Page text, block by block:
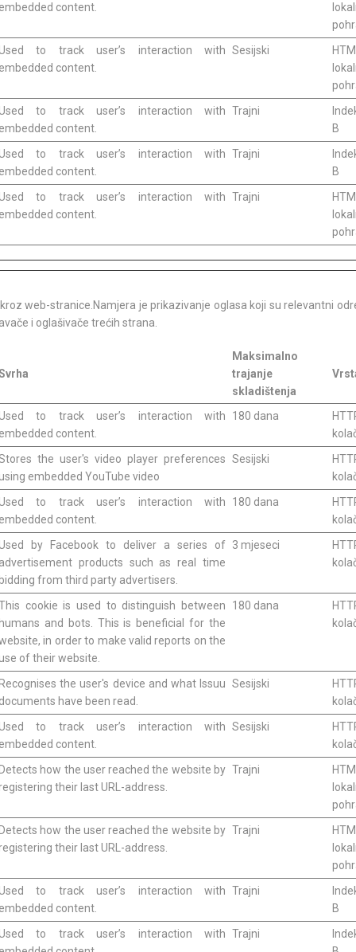
content.
to track user’s interaction with
content.
Sesijski
HTML
to track user’s interaction with
content.
Trajni
B
to track user’s interaction with
content.
Trajni
B
to track user’s interaction with
content.
Trajni
HTML
web-stranice.Namjera je prikazivanje oglasa koji su relevantni
i oglašivače trećih strana.
Maksimalno
trajanje
skladištenja
to track user’s interaction with
content.
180 dana
the user's video player preferences
embedded YouTube video
Sesijski
to track user’s interaction with
content.
180 dana
by Facebook to deliver a series of
products such as real time
from third party advertisers.
3 mjeseci
cookie is used to distinguish between
and bots. This is beneficial for the
in order to make valid reports on the
of their website.
180 dana
the user's device and what Issuu
have been read.
Sesijski
to track user’s interaction with
content.
Sesijski
how the user reached the website by
their last URL-address.
Trajni
HTML
how the user reached the website by
their last URL-address.
Trajni
HTML
to track user’s interaction with
content.
Trajni
B
to track user’s interaction with Trajni